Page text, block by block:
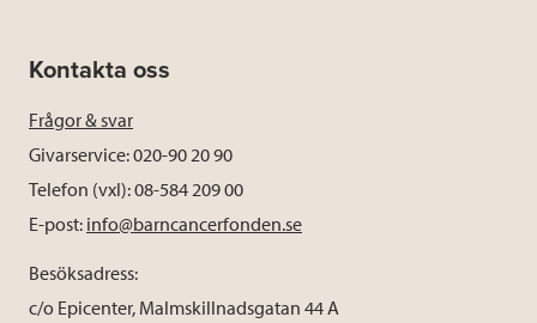
Kontakta oss
Frågor & svar
Givarservice: 020-90 20 90
Telefon (vxl): 08-584 209 00
E-post: info@barncancerfonden.se
Besöksadress:
c/o Epicenter, Malmskillnadsgatan 44 A